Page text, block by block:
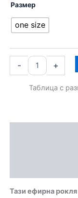
Размер
one size
- +
Таблица с
Тази ефирна